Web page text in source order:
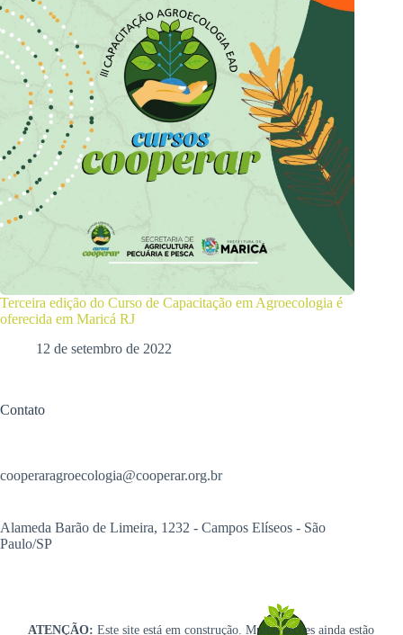
ATENÇÃO: Este site está em construção. Muitas seções ainda estão
Terceira edição do Curso de Capacitação em Agroecologia é
oferecida em Maricá RJ
12 de setembro de 2022
Contato
cooperaragroecologia@cooperar.org.br
Alameda Barão de Limeira, 1232 - Campos Elíseos - São
Paulo/SP